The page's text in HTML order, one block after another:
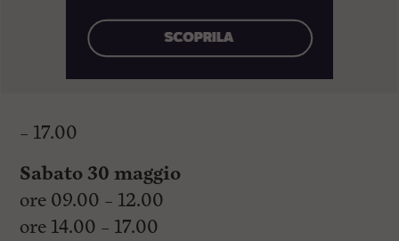
– 17.00
Sabato 30 maggio
ore 09.00 – 12.00
ore 14.00 – 17.00